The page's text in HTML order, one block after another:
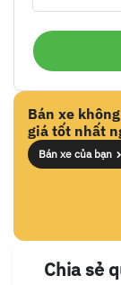
Bán xe
giá tốt nhất
Bán xe của bạn
Chia sẻ